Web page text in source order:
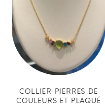
COLLIER PIERRES DE
COULEURS ET PLAQUÉ